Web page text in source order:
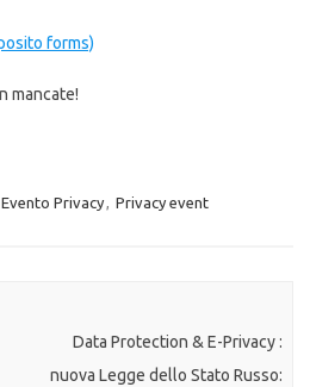
forms)
mancate!
Evento Privacy, Privacy event
Data Protection & E-Privacy :
nuova Legge dello Stato Russo: